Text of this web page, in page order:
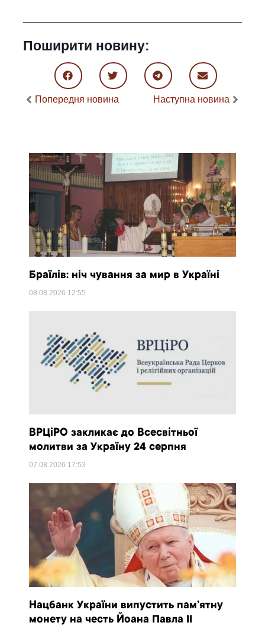
Поширити новину:
Попередня новина Наступна новина
Браїлів: ніч чування за мир в Україні
08.08.2026 12:55
ВРЦіРО закликає до Всесвітньої
молитви за Україну 24 серпня
07.08.2026 17:53
Нацбанк України випустить пам’ятну
монету на честь Йоана Павла II